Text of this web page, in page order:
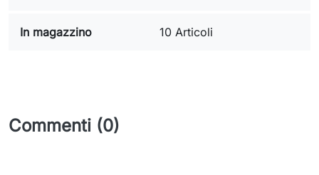
In magazzino 10 Articoli
Commenti (0)